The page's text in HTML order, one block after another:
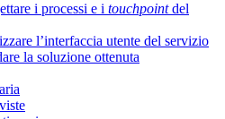
i processi e i touchpointdel
l’interfaccia utente del servizio
la soluzione ottenuta